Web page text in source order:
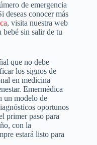
de emergencia
deseas conocer más
, visita nuestra web
bebé sin salir de tu
que no debe
los signos de
en medicina
Emermédica
un modelo de
oportunos
primer paso para
con la
estará listo para